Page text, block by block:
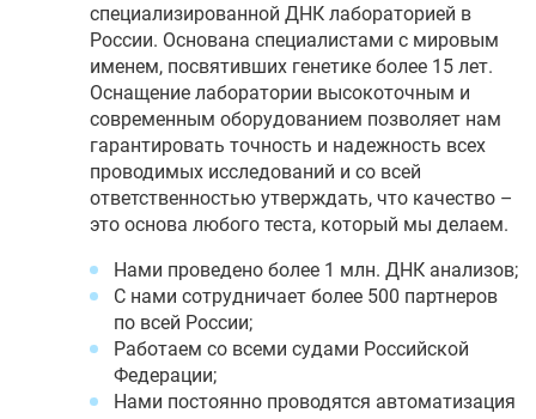
специализированной ДНК лабораторией в
России. Основана специалистами с мировым
именем, посвятивших генетике более 15 лет.
Оснащение лаборатории высокоточным и
современным оборудованием позволяет нам
гарантировать точность и надежность всех
проводимых исследований и со всей
ответственностью утверждать, что качество –
это основа любого теста, который мы делаем.
Нами проведено более 1 млн. ДНК анализов;
С нами сотрудничает более 500 партнеров
по всей России;
Работаем со всеми судами Российской
Федерации;
Нами постоянно проводятся автоматизация